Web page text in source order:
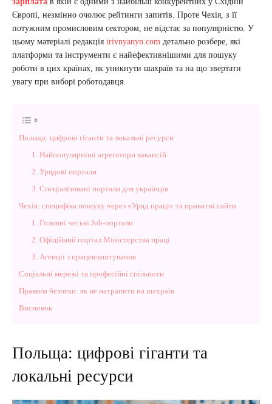
Європі, незмінно очолює рейтинги запитів. Проте Чехія, з її
потужним промисловим сектором, не відстає за популярністю. У
цьому матеріалі редакція irivnyanyn.com детально розбере, які
платформи та інструменти є найефективнішими для пошуку
роботи в цих країнах, як уникнути шахраїв та на що звертати
увагу при виборі роботодавця.
Польща: цифрові гіганти та локальні ресурси
1. Найпопулярніші агрегатори вакансій
2. Урядові портали
3. Спеціалізовані портали для українців
Чехія: специфіка пошуку через «Уряд праці» та приватні сайти
1. Головні чеські Job-портали
2. Офіційний портал Міністерства праці
3. Агенції з працевлаштування
Соціальні мережі та професійні спільноти
Правила безпеки: як не натрапити на шахраїв
Висновок
Польща: цифрові гіганти та
локальні ресурси